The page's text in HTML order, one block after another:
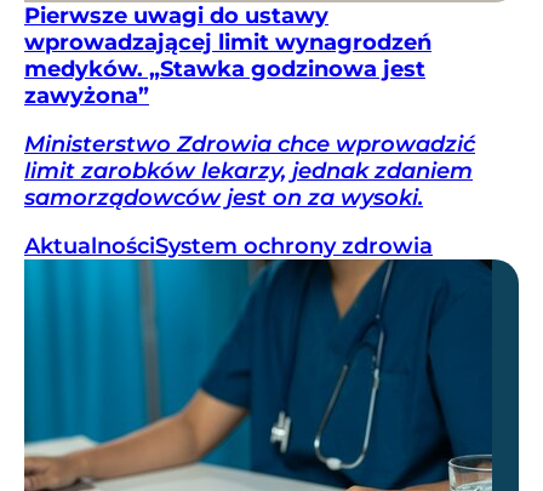
Pierwsze uwagi do ustawy
wprowadzającej limit wynagrodzeń
medyków. „Stawka godzinowa jest
zawyżona”
Ministerstwo Zdrowia chce wprowadzić
limit zarobków lekarzy, jednak zdaniem
samorządowców jest on za wysoki.
AktualnościSystem ochrony zdrowia